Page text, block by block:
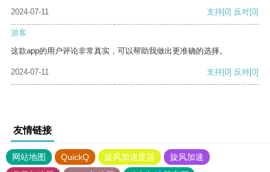
2024-07-11
支持[0] 反对[0]
游客
这款app的用户评论非常真实，可以帮助我做出更准确的选择。
2024-07-11 支持[0] 反对[0]
友情链接
网站地图 QuickQ 旋风加速度器
旋风加速